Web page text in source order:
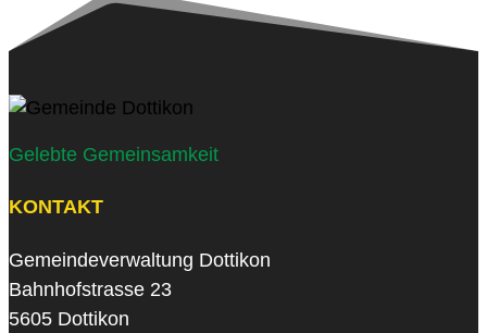
Gelebte Gemeinsamkeit
KONTAKT
Gemeindeverwaltung Dottikon
Bahnhofstrasse 23
5605 Dottikon